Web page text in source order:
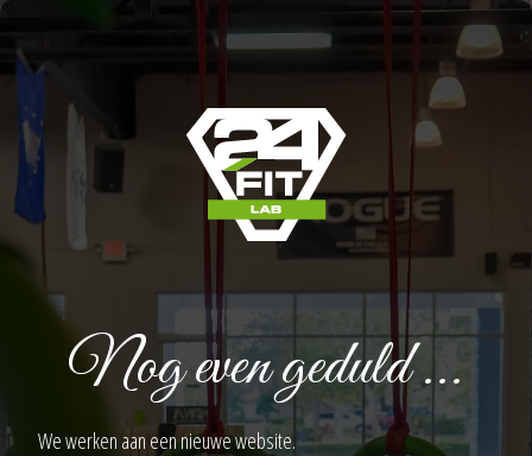
Nog even geduld ...
We werken aan een nieuwe website.